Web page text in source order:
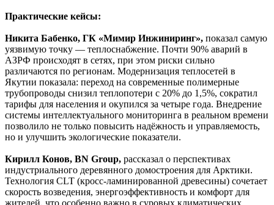
Практические кейсы:
Никита Бабенко, ГК «Мимир Инжиниринг», показал самую
уязвимую точку — теплоснабжение. Почти 90% аварий в
АЗРФ происходят в сетях, при этом риски сильно
различаются по регионам. Модернизация теплосетей в
Якутии показала: переход на современные полимерные
трубопроводы снизил теплопотери с 20% до 1,5%, сократил
тарифы для населения и окупился за четыре года. Внедрение
системы интеллектуального мониторинга в реальном времени
позволило не только повысить надёжность и управляемость,
но и улучшить экологические показатели.
Кирилл Конов, BN Group, рассказал о перспективах
индустриального деревянного домостроения для Арктики.
Технология CLT (кросс-ламинированной древесины) сочетает
скорость возведения, энергоэффективность и комфорт для
жителей, что особенно важно в суровых климатических